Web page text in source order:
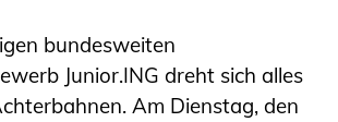
bundesweiten
Junior.ING dreht sich alles
Am Dienstag, den